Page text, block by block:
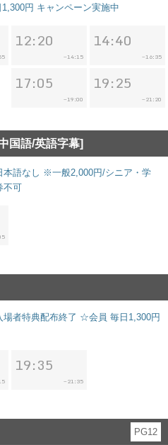
円 キャンペーン実施中
12:20
~ 14:15
14:40
~ 16:35
17:05
~ 19:00
19:25
~ 21:20
国語/英語字幕]
本語なし ※一般2,000円/シニア・学
不可
場者特典配布終了 ☆会員 毎日1,300円
19:35
~ 21:35
PG12